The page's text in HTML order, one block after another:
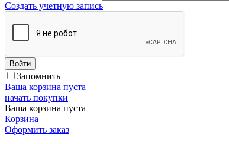
Создать учетную запись
Войти
Запомнить
Ваша корзина пуста
начать покупки
Ваша корзина пуста
Корзина
Оформить заказ